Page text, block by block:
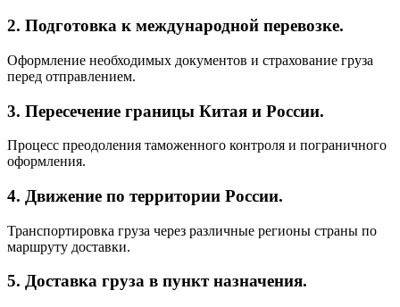
2. Подготовка к международной перевозке.
Оформление необходимых документов и страхование груза
перед отправлением.
3. Пересечение границы Китая и России.
Процесс преодоления таможенного контроля и пограничного
оформления.
4. Движение по территории России.
Транспортировка груза через различные регионы страны по
маршруту доставки.
5. Доставка груза в пункт назначения.